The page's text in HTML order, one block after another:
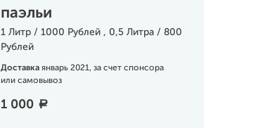
паэльи
1 Литр / 1000 Рублей , 0,5 Литра / 800
Рублей
Доставка январь 2021, за счет спонсора
или самовывоз
1 000 a